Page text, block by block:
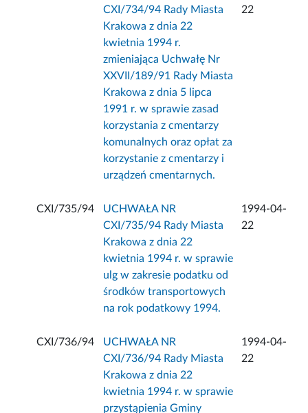
CXI/734/94 Rady Miasta
Krakowa z dnia 22
kwietnia 1994 r.
zmieniająca Uchwałę Nr
XXVII/189/91 Rady Miasta
Krakowa z dnia 5 lipca
1991 r. w sprawie zasad
korzystania z cmentarzy
komunalnych oraz opłat za
korzystanie z cmentarzy i
urządzeń cmentarnych.
22
CXI/735/94
UCHWAŁA NR
CXI/735/94 Rady Miasta
Krakowa z dnia 22
kwietnia 1994 r. w sprawie
ulg w zakresie podatku od
środków transportowych
na rok podatkowy 1994.
1994-04-
22
CXI/736/94
UCHWAŁA NR
CXI/736/94 Rady Miasta
Krakowa z dnia 22
kwietnia 1994 r. w sprawie
przystąpienia Gminy
1994-04-
22